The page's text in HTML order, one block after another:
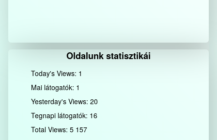
Oldalunk statisztikái
Today's Views: 1
Mai látogatók: 1
Yesterday's Views:20
Tegnapi látogatók: 16
Total Views:5 157